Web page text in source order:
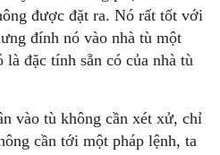
được đặt ra. Nó rất tốt với
đính nó vào nhà tù một
đặc tính sẵn có của nhà tù
vào tù không cần xét xử, chỉ
cần tới một pháp lệnh, ta